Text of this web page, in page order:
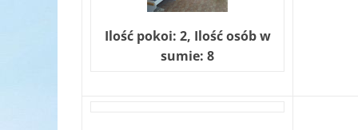
Ilość pokoi: 2, Ilość osób w
sumie: 8